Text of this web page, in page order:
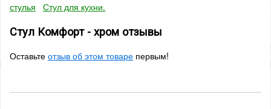
стулья
Стул для кухни.
Стул Комфорт - хром отзывы
Оставьте отзыв об этом товаре первым!